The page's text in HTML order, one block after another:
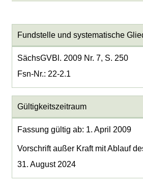
Fundstelle und systematische
SächsGVBl. 2009 Nr. 7, S. 250
Fsn-Nr.: 22-2.1
Gültigkeitszeitraum
Fassung gültig ab: 1. April 2009
Vorschrift außer Kraft mit Ablauf
31. August 2024